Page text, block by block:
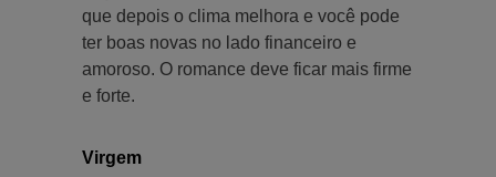
que depois o clima melhora e você pode
ter boas novas no lado financeiro e
amoroso. O romance deve ficar mais firme
e forte.
Virgem